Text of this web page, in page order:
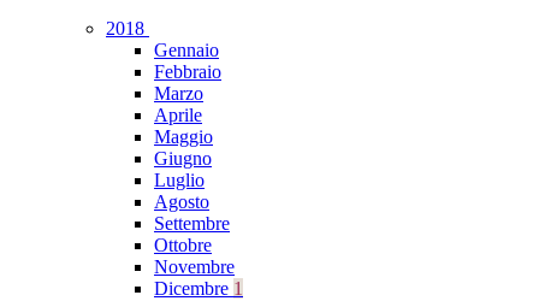
2018
Gennaio
Febbraio
Marzo
Aprile
Maggio
Giugno
Luglio
Agosto
Settembre
Ottobre
Novembre
Dicembre 1